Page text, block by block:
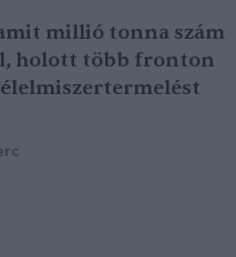
millió tonna szám
holott több fronton